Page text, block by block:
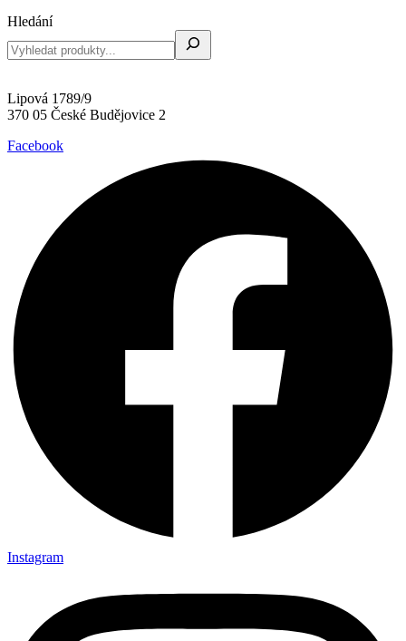
Hledání
Lipová 1789/9
370 05 České Budějovice 2
Facebook
Instagram